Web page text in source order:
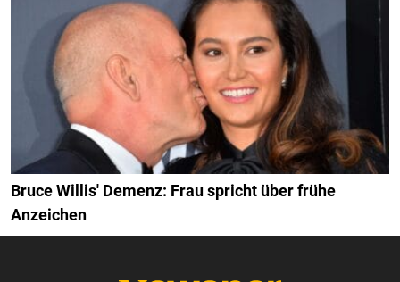
Bruce Willis' Demenz: Frau spricht über frühe
Anzeichen